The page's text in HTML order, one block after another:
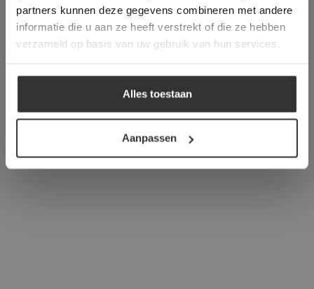
partners kunnen deze gegevens combineren met andere
informatie die u aan ze heeft verstrekt of die ze hebben
verzameld op basis van uw gebruik van hun services.
Alles toestaan
Aanpassen
verder
ALLES ACCEPTEREN
ALLES AFWIJZEN
DETAILS WEERGEVEN